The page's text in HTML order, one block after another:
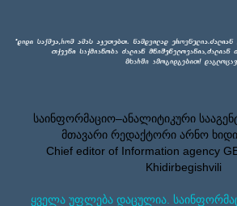
საინფორმაციო–ანალიტიკური
მთავარი რედაქტორი არნო
Chief editor of Information agency
Khidirbegishvili
ყველა უფლება დაცულია.